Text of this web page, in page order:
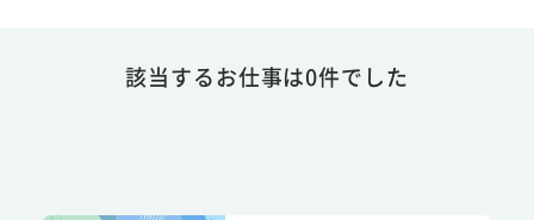
該当するお仕事は0件でした